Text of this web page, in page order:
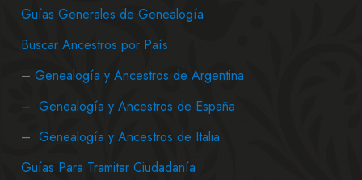
Guías Generales de Genealogía
Buscar Ancestros por País
– Genealogía y Ancestros de Argentina
– Genealogía y Ancestros de España
– Genealogía y Ancestros de Italia
Guías Para Tramitar Ciudadanía